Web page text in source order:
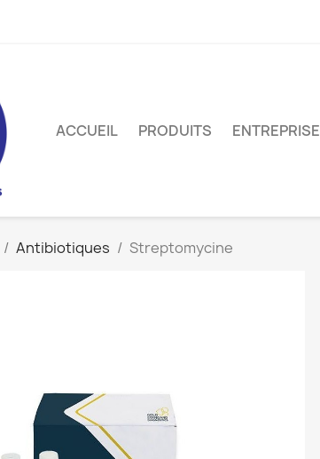
ACCUEIL PRODUITS ENTREPRISE
Antibiotiques Streptomycine